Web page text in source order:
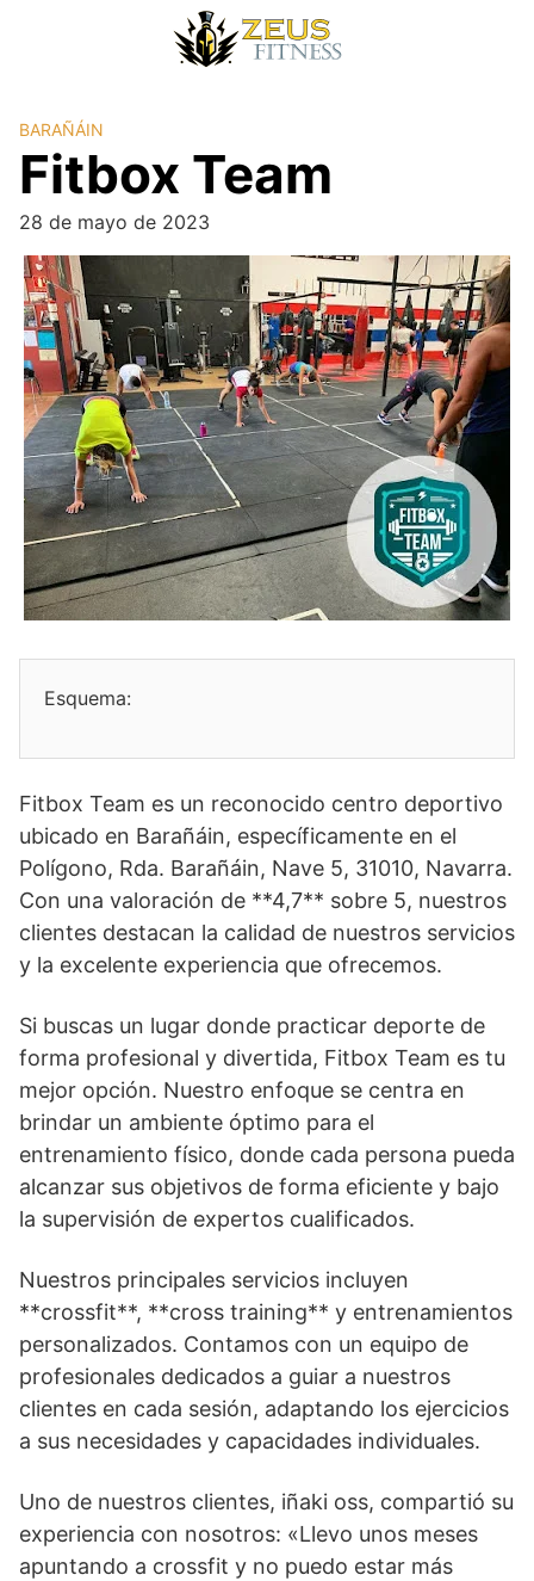
BARAÑÁIN
Fitbox Team
28 de mayo de 2023
Esquema:
Fitbox Team es un reconocido centro deportivo
ubicado en Barañáin, específicamente en el
Polígono, Rda. Barañáin, Nave 5, 31010, Navarra.
Con una valoración de **4,7** sobre 5, nuestros
clientes destacan la calidad de nuestros servicios
y la excelente experiencia que ofrecemos.
Si buscas un lugar donde practicar deporte de
forma profesional y divertida, Fitbox Team es tu
mejor opción. Nuestro enfoque se centra en
brindar un ambiente óptimo para el
entrenamiento físico, donde cada persona pueda
alcanzar sus objetivos de forma eficiente y bajo
la supervisión de expertos cualificados.
Nuestros principales servicios incluyen
**crossfit**, **cross training** y entrenamientos
personalizados. Contamos con un equipo de
profesionales dedicados a guiar a nuestros
clientes en cada sesión, adaptando los ejercicios
a sus necesidades y capacidades individuales.
Uno de nuestros clientes, iñaki oss, compartió su
experiencia con nosotros: «Llevo unos meses
apuntando a crossfit y no puedo estar más